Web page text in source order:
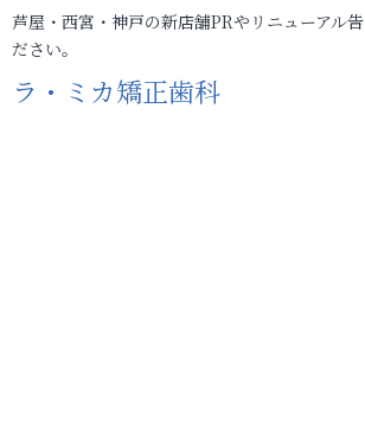
芦屋・西宮・神戸の新店舗PRやリニューアル
ださい。
ラ・ミカ矯正歯科